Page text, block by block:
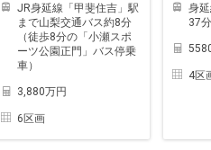
JR身延線「甲斐住吉」駅
まで山梨交通バス約8分
（徒歩8分の「小瀬スポ
ーツ公園正門」バス停乗
車）
3,880万円
6区画
身
37
4区